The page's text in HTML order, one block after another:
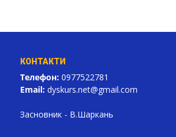
КОНТАКТИ
Телефон: 0977522781
Email: dyskurs.net@gmail.com
Засновник - В.Шаркань